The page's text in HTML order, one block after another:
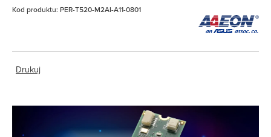
Kod produktu: PER-T520-M2AI-A11-0801
Drukuj